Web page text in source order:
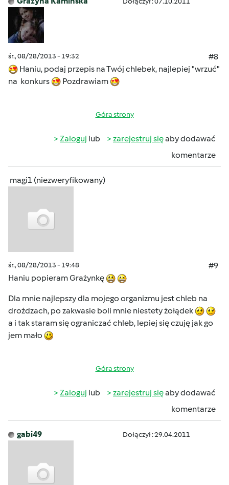
śr., 08/28/2013 - 19:32
#8
Haniu, podaj przepis na Twój chlebek, najlepiej "wrzuć"
na konkurs
Pozdrawiam
Góra strony
Zaloguj lub zarejestruj sięaby dodawać
komentarze
magi1 (niezweryfikowany)
śr., 08/28/2013 - 19:48
#9
Haniu popieram Grażynkę
Dla mnie najlepszy dla mojego organizmu jest chleb na
drożdzach, po zakwasie boli mnie niestety żołądek
a i tak staram się ograniczać chleb, lepiej się czuję jak go
jem mało
Góra strony
Zaloguj lub zarejestruj sięaby dodawać
komentarze
gabi49 Dołączył : 29.04.2011